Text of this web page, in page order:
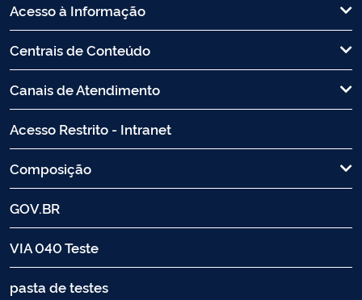
Acesso à Informação
Centrais de Conteúdo
Canais de Atendimento
Acesso Restrito - Intranet
Composição
GOV.BR
VIA 040 Teste
pasta de testes